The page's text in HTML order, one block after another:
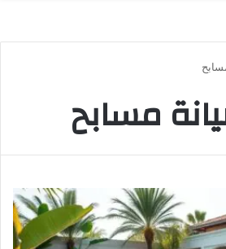
مسابح